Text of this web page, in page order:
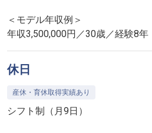
＜モデル年収例＞
年収3,500,000円／30歳／経験8年
休日
産休・育休取得実績あり
シフト制（月9日）